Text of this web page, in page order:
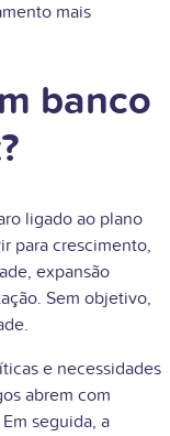
mais
banco
ligado ao plano
para crescimento,
expansão
Sem objetivo,
e necessidades
abrem com
seguida, a